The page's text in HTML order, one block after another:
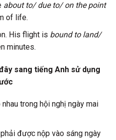
about to/ due to/ on the point
of life.
His flight is bound to land/
minutes.
sang tiếng Anh sử dụng
trong hội nghị ngày mai
được nộp vào sáng ngày